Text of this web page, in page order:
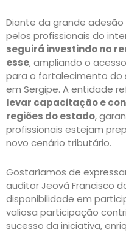
Diante da grande
pelos profissionais do
seguirá investindo na
esse, ampliando o
para o fortalecimento do
em Sergipe. A entidade
levar capacitação e
regiões do estado,
profissionais estejam
novo cenário tributário.
Gostaríamos de
auditor Jeová Francisco
disponibilidade em
valiosa participação
sucesso da iniciativa,